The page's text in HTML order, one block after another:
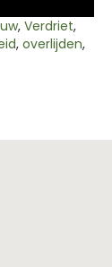
, Verdriet,
, overlijden,